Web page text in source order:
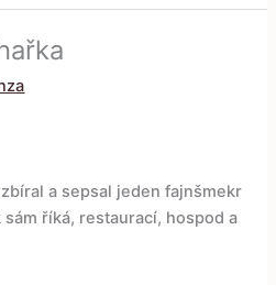
a sepsal jeden fajnšmekr
říká, restaurací, hospod a